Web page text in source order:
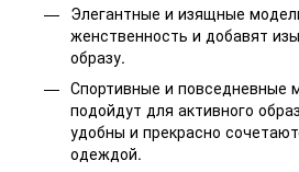
Элегантные и изящные
женственность и добавят
образу.
Спортивные и повседневные
подойдут для активного
удобны и прекрасно
одеждой.